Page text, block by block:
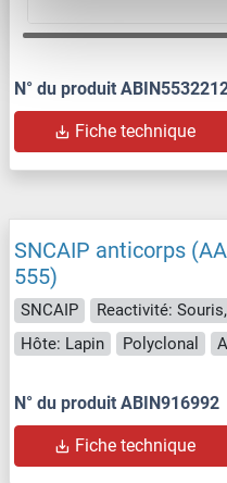
N° du produit
Fiche technique
SNCAIP anticorps
555)
SNCAIP Reactivité:
Hôte: Lapin
Polyclonal
N° du produit ABIN916992
Fiche technique